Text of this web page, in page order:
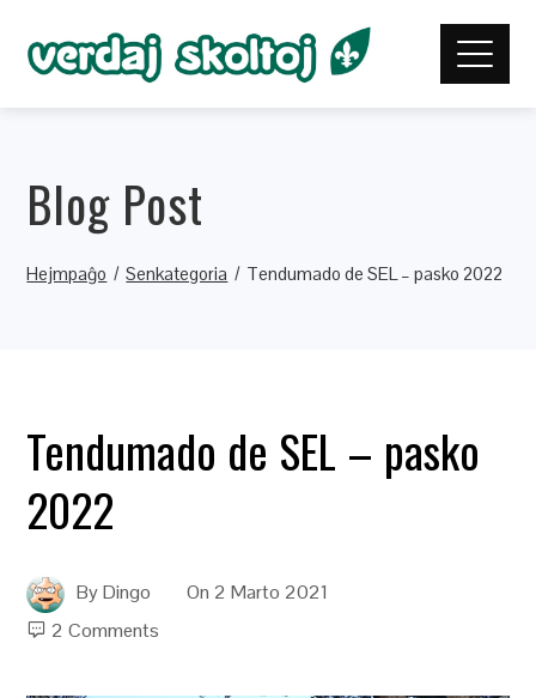
Blog Post
Hejmpaĝo Senkategoria Tendumado de SEL – pasko 2022
Tendumado de SEL – pasko
2022
ByDingo On 2 Marto 2021
2 Comments